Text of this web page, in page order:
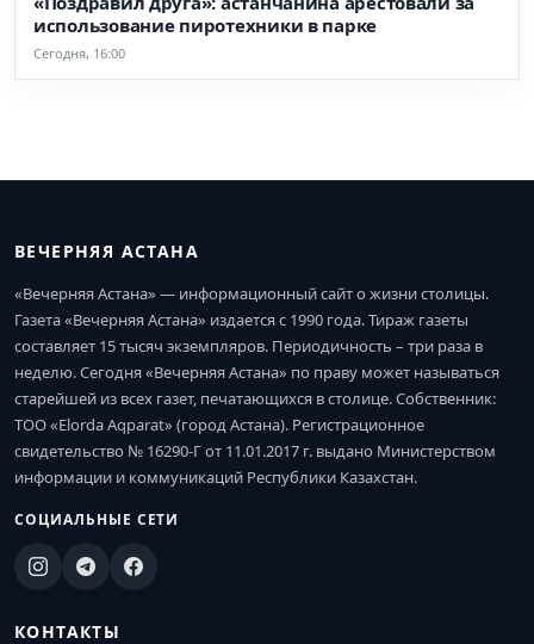
использование пиротехники в парке
Сегодня, 16:00
ВЕЧЕРНЯЯ АСТАНА
«Вечерняя Астана» — информационный сайт о жизни столицы.
Газета «Вечерняя Астана» издается с 1990 года. Тираж газеты
составляет 15 тысяч экземпляров. Периодичность – три раза в
неделю. Сегодня «Вечерняя Астана» по праву может называться
старейшей из всех газет, печатающихся в столице. Собственник:
ТОО «Elorda Aqparat» (город Астана). Регистрационное
свидетельство № 16290-Г от 11.01.2017 г. выдано Министерством
информации и коммуникаций Республики Казахстан.
СОЦИАЛЬНЫЕ СЕТИ
КОНТАКТЫ